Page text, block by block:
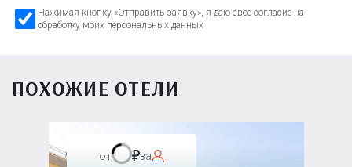
Нажимая кнопку «Отправить заявку», я даю свое согласие на
обработку моих персональных данных
ПОХОЖИЕ ОТЕЛИ
от за